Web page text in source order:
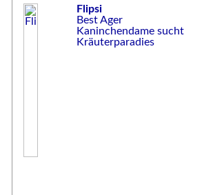
Flipsi
Best Ager
Kaninchendame sucht
Kräuterparadies